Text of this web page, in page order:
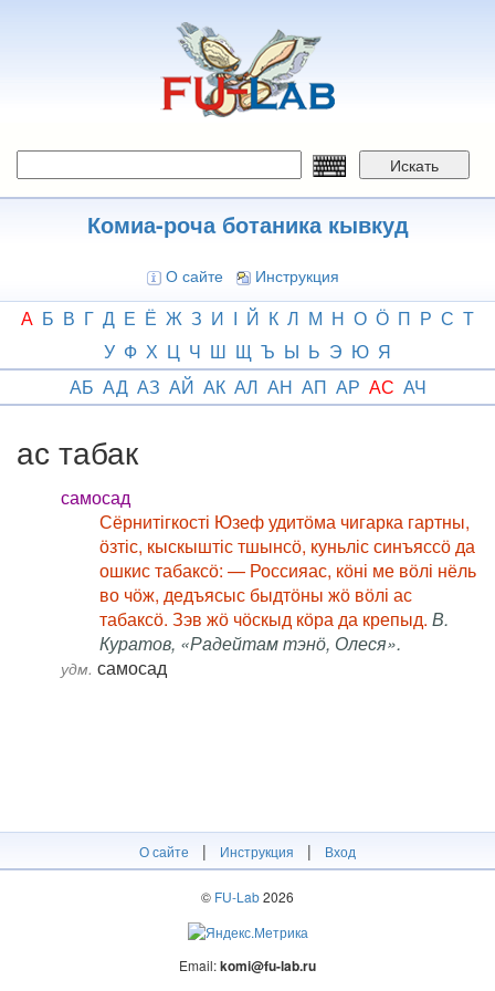
Искать
Комиа-роча ботаника кывкуд
О сайте Инструкция
А Б В Г Д Е Ё Ж З И І Й К Л М Н О Ӧ П Р С Т
У Ф Х Ц Ч Ш Щ Ъ Ы Ь Э Ю Я
АБ АД АЗ АЙ АК АЛ АН АП АР АС АЧ
ас табак
самосад
Сёрнитігкості Юзеф удитӧма чигарка гартны,
ӧзтіс, кыскыштіс тшынсӧ, куньліс синъяссӧ да
ошкис табаксӧ: — Россияас, кӧні ме вӧлі нёль
во чӧж, дедъясыс быдтӧны жӧ вӧлі ас
табаксӧ. Зэв жӧ чӧскыд кӧра да крепыд. В.
Куратов, «Радейтам тэнӧ, Олеся».
удм. самосад
О сайте | Инструкция | Вход
© FU-Lab2026
Email:komi@fu-lab.ru